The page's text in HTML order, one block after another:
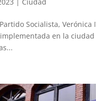
| Ciudad
Socialista,
en la